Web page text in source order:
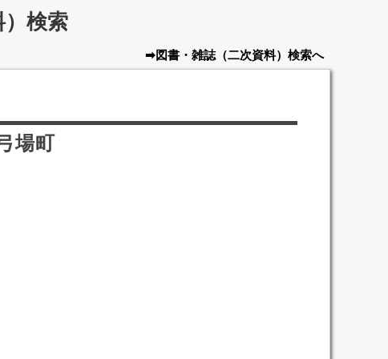
検索
➡図書・雑誌（二次資料） 検索へ
場町